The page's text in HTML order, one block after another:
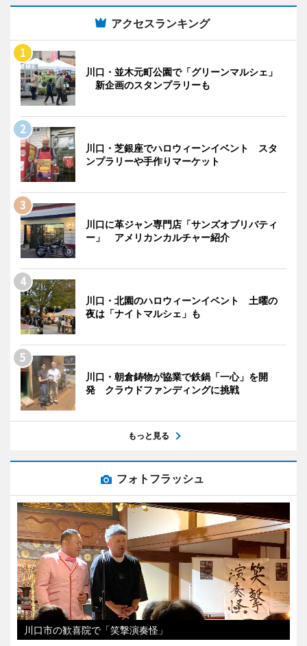
アクセスランキング
川口・並木元町公園で「グリーンマルシェ」
新企画のスタンプラリーも
川口・芝銀座でハロウィーンイベント スタ
ンプラリーや手作りマーケット
川口に革ジャン専門店「サンズオブリバティ
ー」 アメリカンカルチャー紹介
川口・北園のハロウィーンイベント 土曜の
夜は「ナイトマルシェ」も
川口・朝倉鋳物が協業で鉄鍋「一心」を開
発 クラウドファンディングに挑戦
もっと見る
フォトフラッシュ
川口市の歓喜院で「笑撃演奏怪」